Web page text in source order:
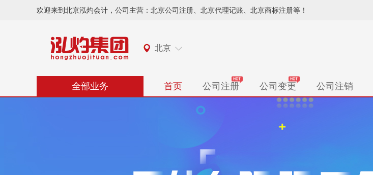
欢迎来到北京泓灼会计，公司主营：北京公司注册、北京代理记账、北京商标注册等！
北京
全部业务 首页 公司注册 公司变更 公司注销